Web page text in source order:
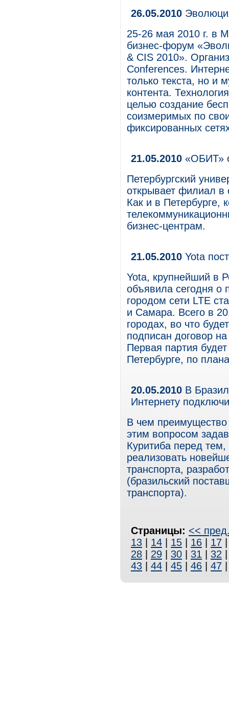
26.05.2010
25-26 мая 2010 г. в
бизнес-форум
& CIS 2010».
Conferences.
только текста, но и
контента.
целью создание
соизмеримых по
фиксированных
21.05.2010 «ОБИТ»
Петербургский
открывает филиал в
Как и в Петербурге,
бизнес-центрам.
21.05.2010 Yota
Yota, крупнейший в
объявила сегодня о
городом сети LTE
и Самара. Всего в
городах, во что
подписан договор
Первая партия
Петербурге, по
20.05.2010 В
Интернету
В чем преимущество
этим вопросом
Куритиба перед
реализовать
транспорта,
(бразильский
транспорта).
Страницы: <<
13
14 15 16 17
28
29 30 31 32
43
44 45 46 47